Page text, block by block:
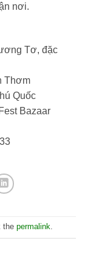
nơi.
Tơ, đặc
Thơm
Quốc
Bazaar
the permalink.